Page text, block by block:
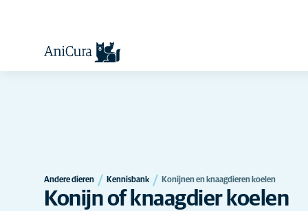
Andere dieren Kennisbank Konijnen en knaagdieren koelen
Konijn of knaagdier koelen